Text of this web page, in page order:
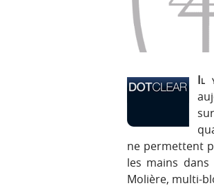
Il
ne permettent
les mains
Molière, multi-